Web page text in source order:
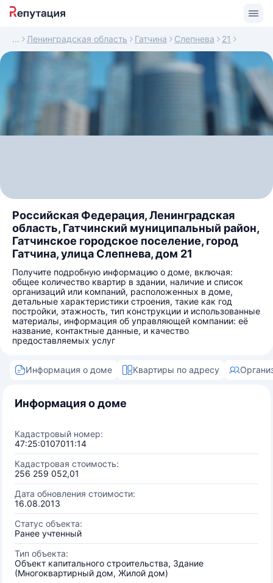
Ленинградская область Гатчина Слепнева 21
Российская Федерация, Ленинградская
область, Гатчинский муниципальный район,
Гатчинское городское поселение, город
Гатчина, улица Слепнева, дом 21
Получите подробную информацию о доме, включая:
общее количество квартир в здании, наличие и список
организаций или компаний, расположенных в доме,
детальные характеристики строения, такие как год
постройки, этажность, тип конструкции и использованные
материалы, информация об управляющей компании: её
название, контактные данные, и качество
предоставляемых услуг
Информация о доме Квартиры по адресу
Информация о доме
Кадастровый номер:
47:25:0107011:14
Кадастровая стоимость:
256 259 052,01
Дата обновления стоимости:
16.08.2013
Статус объекта:
Ранее учтенный
Тип объекта:
Объект капитального строительства, Здание
(Многоквартирный дом, Жилой дом)